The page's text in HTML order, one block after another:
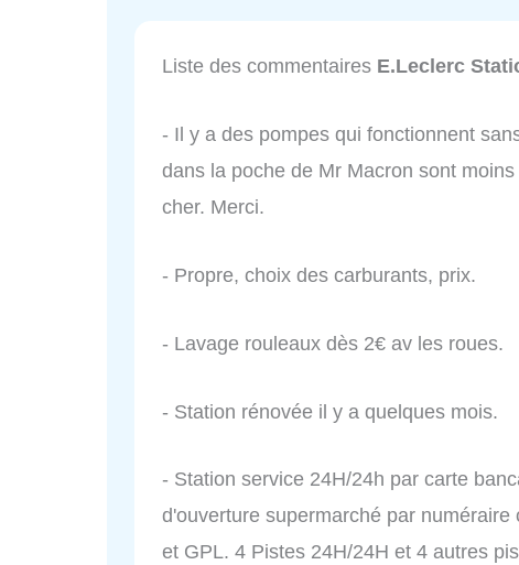
Liste des commentaires E.Leclerc
- Il y a des pompes qui fonctionnent
dans la poche de Mr Macron sont
cher. Merci.
- Propre, choix des carburants, prix.
- Lavage rouleaux dès 2€ av les roues.
- Station rénovée il y a quelques mois.
- Station service 24H/24h par carte
d'ouverture supermarché par
et GPL. 4 Pistes 24H/24H et 4 autres